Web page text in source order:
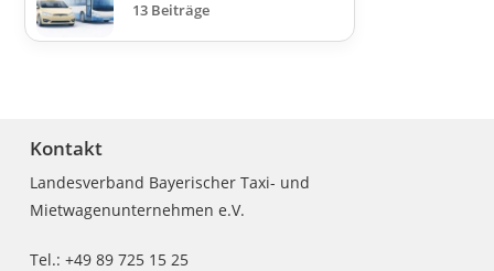
13 Beiträge
Kontakt
Landesverband Bayerischer Taxi- und
Mietwagenunternehmen e.V.
Tel.: +49 89 725 15 25